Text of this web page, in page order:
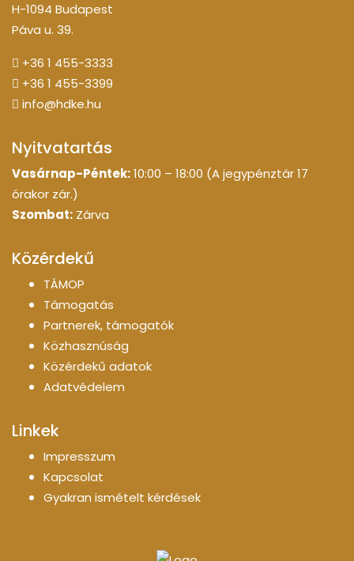
H-1094 Budapest
Páva u. 39.
+36 1 455-3333
+36 1 455-3399
info@hdke.hu
Nyitvatartás
Vasárnap-Péntek:10:00 – 18:00 (A jegypénztár 17
órakor zár.)
Szombat: Zárva
Közérdekű
TÁMOP
Támogatás
Partnerek, támogatók
Közhasznúság
Közérdekű adatok
Adatvédelem
Linkek
Impresszum
Kapcsolat
Gyakran ismételt kérdések